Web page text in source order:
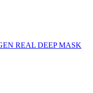
REAL DEEP MASK